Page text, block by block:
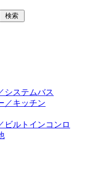
システムバス
／キッチン
ビルトインコンロ